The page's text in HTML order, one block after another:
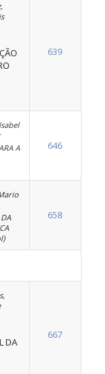
639
A
646
658
DA
667